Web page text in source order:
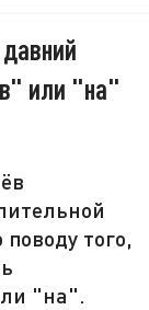
или "на"
того,
"на".